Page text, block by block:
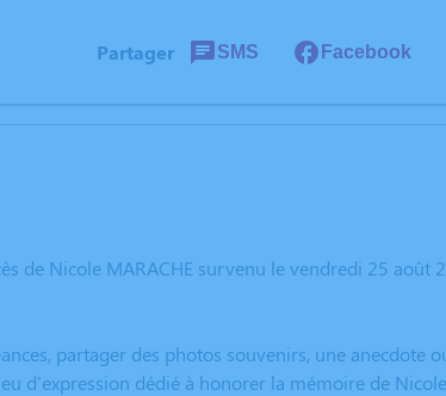
Partager SMS Facebook
de Nicole MARACHE survenu le vendredi 25 août
partager des photos souvenirs, une anecdote
d'expression dédié à honorer la mémoire de